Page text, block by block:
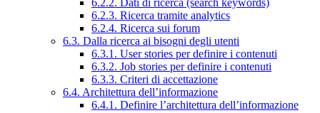
6.2.2. Dati di ricerca (search keywords)
6.2.3. Ricerca tramite analytics
6.2.4. Ricerca sui forum
6.3. Dalla ricerca ai bisogni degli utenti
6.3.1. User stories per definire i contenuti
6.3.2. Job stories per definire i contenuti
6.3.3. Criteri di accettazione
6.4. Architettura dell’informazione
6.4.1. Definire l’architettura dell’informazione